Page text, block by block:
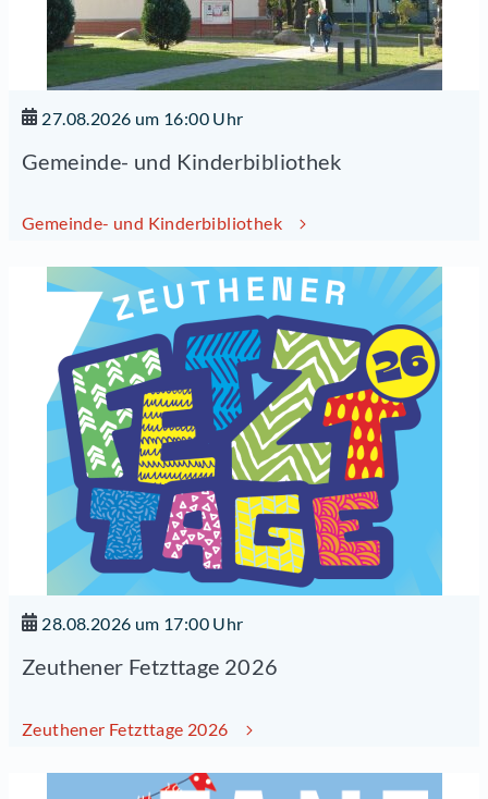
27.08.2026 um 16:00 Uhr
Gemeinde- und Kinderbibliothek
Gemeinde- und Kinderbibliothek
28.08.2026 um 17:00 Uhr
Zeuthener Fetzttage 2026
Zeuthener Fetzttage 2026